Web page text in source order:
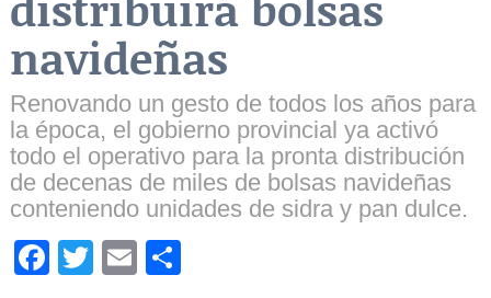
navideñas
Renovando un gesto de todos los años para
la época, el gobierno provincial ya activó
todo el operativo para la pronta distribución
de decenas de miles de bolsas navideñas
conteniendo unidades de sidra y pan dulce.
Facebook
Twitter
EmailCompartir